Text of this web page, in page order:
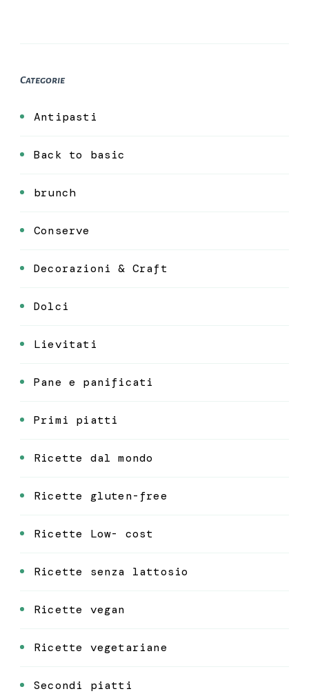
Categorie
Antipasti
Back to basic
brunch
Conserve
Decorazioni & Craft
Dolci
Lievitati
Pane e panificati
Primi piatti
Ricette dal mondo
Ricette gluten-free
Ricette Low- cost
Ricette senza lattosio
Ricette vegan
Ricette vegetariane
Secondi piatti